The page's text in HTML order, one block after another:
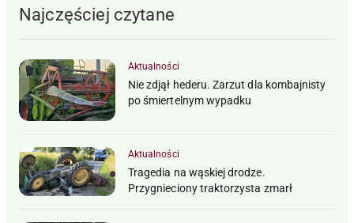
Najczęściej czytane
Aktualności
Nie zdjął hederu. Zarzut dla kombajnisty
po śmiertelnym wypadku
Aktualności
Tragedia na wąskiej drodze.
Przygnieciony traktorzysta zmarł